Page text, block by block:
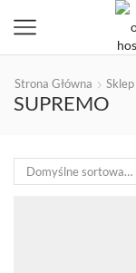
Strona Główna Sklep
SUPREMO